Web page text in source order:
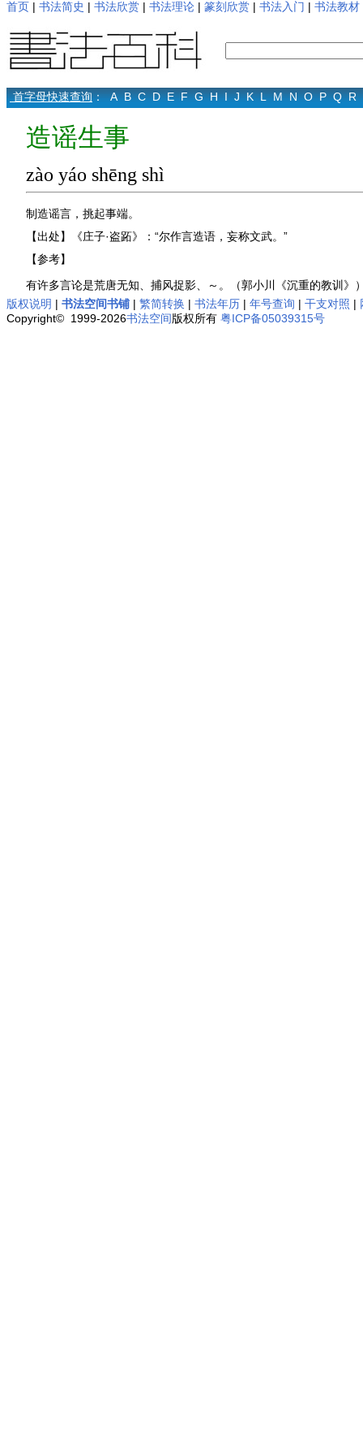
首页 | 书法简史 | 书法欣赏 | 书法理论 | 篆刻欣赏 | 书法入门 | 书法教材
首字母快速查询： A B C D E F G H I J K L M N O P Q R
造谣生事
zào yáo shēng shì
制造谣言，挑起事端。
【出处】《庄子·盗跖》：“尔作言造语，妄称文武。”
【参考】
有许多言论是荒唐无知、捕风捉影、～。（郭小川《沉重的教训》
版权说明 | 书法空间书铺 | 繁简转换 | 书法年历 | 年号查询 | 干支对照 |
Copyright© 1999-2026书法空间版权所有 粤ICP备05039315号